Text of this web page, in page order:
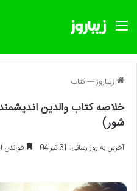
منو
زیباروز---کتاب
خلاصه کتاب والدین
شور)
آخرین به روز رسانی: 31 تیر 04 خواندن این